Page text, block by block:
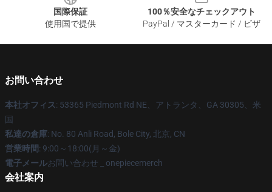
国際保証
使用国で提供
100％安全なチェックアウト
PayPal / マスターカード / ビザ
お問い合わせ
本社オフィス: 53365 Piedmont Rd NE、アトランタ、GA 30305、米
国
私達の倉庫: No. 80 Anli Road, Bole City, 北京, CN
営業時間: 9:00～18:00(月～金)
電子メールお問い合わせ _ onepiecemerch
会社案内